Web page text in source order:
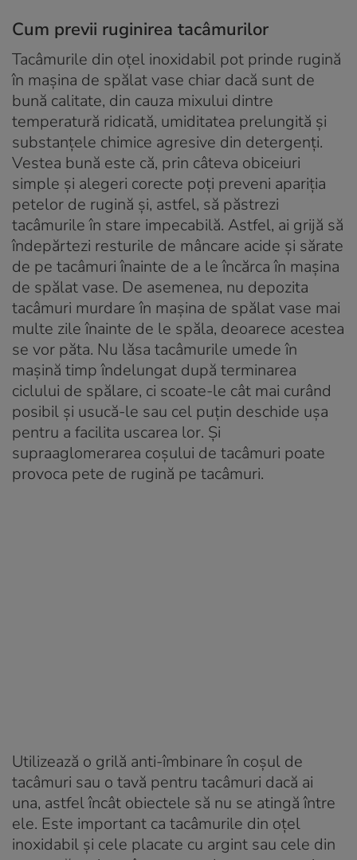
Cum previi ruginirea tacâmurilor
Tacâmurile din oțel inoxidabil pot prinde rugină
în mașina de spălat vase chiar dacă sunt de
bună calitate, din cauza mixului dintre
temperatură ridicată, umiditatea prelungită și
substanțele chimice agresive din detergenți.
Vestea bună este că, prin câteva obiceiuri
simple și alegeri corecte poți preveni apariția
petelor de rugină și, astfel, să păstrezi
tacâmurile în stare impecabilă. Astfel, ai grijă să
îndepărtezi resturile de mâncare acide și sărate
de pe tacâmuri înainte de a le încărca în mașina
de spălat vase. De asemenea, nu depozita
tacâmuri murdare în mașina de spălat vase mai
multe zile înainte de le spăla, deoarece acestea
se vor păta. Nu lăsa tacâmurile umede în
mașină timp îndelungat după terminarea
ciclului de spălare, ci scoate-le cât mai curând
posibil și usucă-le sau cel puțin deschide ușa
pentru a facilita uscarea lor. Și
supraaglomerarea coșului de tacâmuri poate
provoca pete de rugină pe tacâmuri.
Utilizează o grilă anti-îmbinare în coșul de
tacâmuri sau o tavă pentru tacâmuri dacă ai
una, astfel încât obiectele să nu se atingă între
ele. Este important ca tacâmurile din oțel
inoxidabil și cele placate cu argint sau cele din